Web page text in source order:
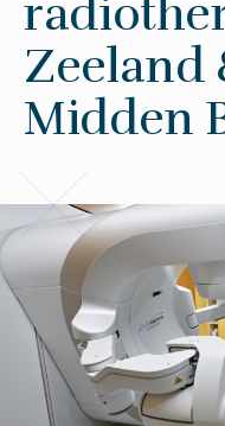
Zeeland
Midden